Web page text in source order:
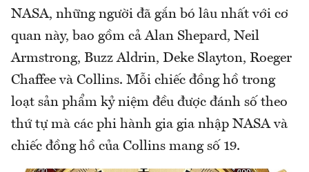
NASA, những người đã gắn bó lâu nhất với cơ
quan này, bao gồm cả Alan Shepard, Neil
Armstrong, Buzz Aldrin, Deke Slayton, Roeger
Chaffee và Collins. Mỗi chiếc đồng hồ trong
loạt sản phẩm kỷ niệm đều được đánh số theo
thứ tự mà các phi hành gia gia nhập NASA và
chiếc đồng hồ của Collins mang số 19.